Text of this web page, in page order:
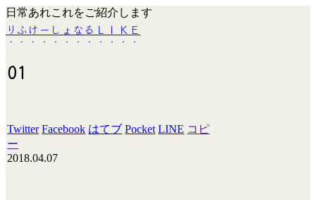
日常あれこれをご紹介します
りふけーしょなるＬＩＫＥ
01
Twitter Facebook はてブ Pocket LINE コピ
ー
2018.04.07